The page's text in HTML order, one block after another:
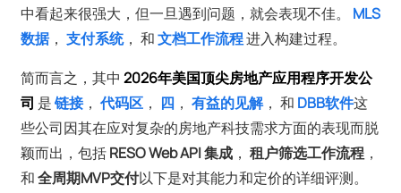
中看起来很强大，但一旦遇到问题，就会表现不佳。 MLS
数据， 支付系统， 和文档工作流程进入构建过程。
简而言之，其中 2026年美国顶尖房地产应用程序开发公
司 是链接， 代码区， 四 ， 有益的见解， 和 DBB软件这
些公司因其在应对复杂的房地产科技需求方面的表现而脱
颖而出，包括RESO Web API 集成， 租户筛选工作流程，
和全周期MVP交付以下是对其能力和定价的详细评测。